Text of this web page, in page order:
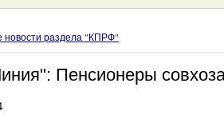
новости раздела "КПРФ"
Пенсионеры